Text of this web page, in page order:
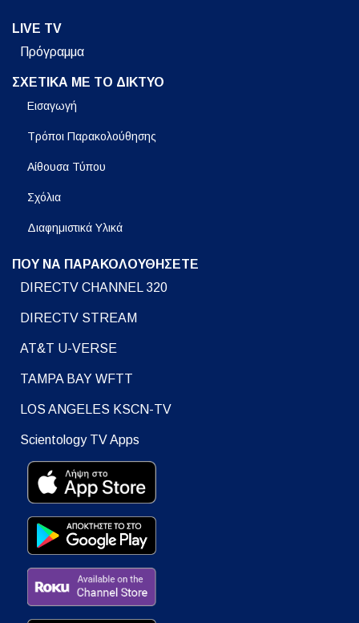
LIVE TV
Πρόγραμμα
ΣΧΕΤΙΚΑ ΜΕ ΤΟ ΔΙΚΤΥΟ
Εισαγωγή
Τρόποι Παρακολούθησης
Αίθουσα Τύπου
Σχόλια
Διαφημιστικά Υλικά
ΠΟΥ ΝΑ ΠΑΡΑΚΟΛΟΥΘΗΣΕΤΕ
DIRECTV CHANNEL 320
DIRECTV STREAM
AT&T U-VERSE
TAMPA BAY WFTT
LOS ANGELES KSCN-TV
Scientology TV Apps